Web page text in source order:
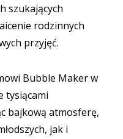
szukających
rodzinnych
przyjęć.
Bubble Maker w
tysiącami
bajkową atmosferę,
jak i